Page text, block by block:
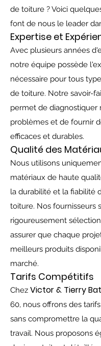
de toiture ? Voici
font de nous le leader
Expertise et
Avec plusieurs années
notre équipe possède
nécessaire pour tous
de toiture. Notre savoir-
permet de diagnostiquer
problèmes et de fournir
efficaces et durables.
Qualité des
Nous utilisons
matériaux de haute
la durabilité et la fiabilité
toiture. Nos fournisseurs
rigoureusement
assurer que chaque
meilleurs produits
marché.
Tarifs Compétitifs
Chez Victor & Tierry Bat
60, nous offrons des
sans compromettre la
travail. Nous proposons